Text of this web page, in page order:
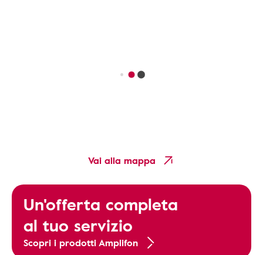
Vai alla mappa
Un'offerta completa
al tuo servizio
Scopri i prodotti Amplifon